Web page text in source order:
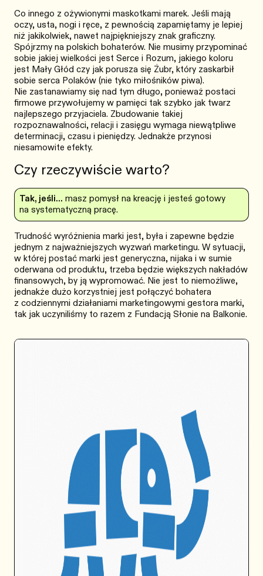
Co innego z ożywionymi maskotkami marek. Jeśli mają
oczy, usta, nogi i ręce, z pewnością zapamiętamy je lepiej
niż jakikolwiek, nawet najpiękniejszy znak graficzny.
Spójrzmy na polskich bohaterów. Nie musimy przypominać
sobie jakiej wielkości jest Serce i Rozum, jakiego koloru
jest Mały Głód czy jak porusza się Żubr, który zaskarbił
sobie serca Polaków (nie tyko miłośników piwa).
Nie zastanawiamy się nad tym długo, ponieważ postaci
firmowe przywołujemy w pamięci tak szybko jak twarz
najlepszego przyjaciela. Zbudowanie takiej
rozpoznawalności, relacji i zasięgu wymaga niewątpliwe
determinacji, czasu i pieniędzy. Jednakże przynosi
niesamowite efekty.
Czy rzeczywiście warto?
Tak, jeśli… masz pomysł na kreację i jesteś gotowy
na systematyczną pracę.
Trudność wyróżnienia marki jest, była i zapewne będzie
jednym z najważniejszych wyzwań marketingu. W sytuacji,
w której postać marki jest generyczna, nijaka i w sumie
oderwana od produktu, trzeba będzie większych nakładów
finansowych, by ją wypromować. Nie jest to niemożliwe,
jednakże dużo korzystniej jest połączyć bohatera
z codziennymi działaniami marketingowymi gestora marki,
tak jak uczyniliśmy to razem z FundacjąSłonie na Balkonie.